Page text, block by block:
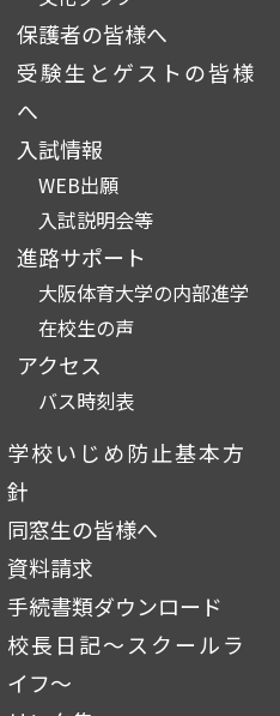
保護者の皆様へ
受験生とゲストの皆様
へ
入試情報
WEB出願
入試説明会等
進路サポート
大阪体育大学の内部進学
在校生の声
アクセス
バス時刻表
学校いじめ防止基本方
針
同窓生の皆様へ
資料請求
手続書類ダウンロード
校長日記～スクールラ
イフ～